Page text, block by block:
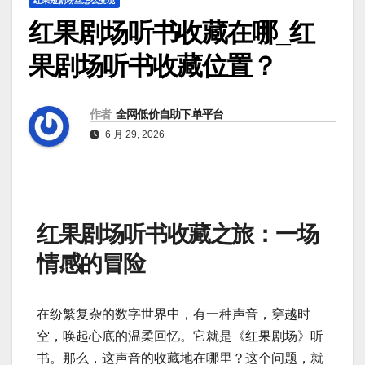
红果剧场听书收藏在哪_红
果剧场听书收藏位置？
作者 全网低价自助下单平台
6 月 29, 2026
红果剧场听书收藏之旅：一场
情感的冒险
在纷繁复杂的数字世界中，有一种声音，穿越时
空，唤起心底的温柔回忆。它就是《红果剧场》听
书。那么，这声音的收藏地在哪里？这个问题，就